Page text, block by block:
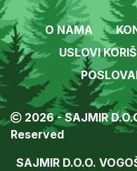
O NAMA
USLOVI
2026 - SAJMIR
Reserved
SAJMIR D.O.O.